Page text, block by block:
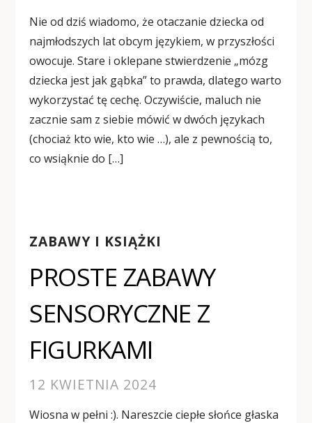
Nie od dziś wiadomo, że otaczanie dziecka od
najmłodszych lat obcym językiem, w przyszłości
owocuje. Stare i oklepane stwierdzenie „mózg
dziecka jest jak gąbka” to prawda, dlatego warto
wykorzystać tę cechę. Oczywiście, maluch nie
zacznie sam z siebie mówić w dwóch językach
(chociaż kto wie, kto wie …), ale z pewnością to,
co wsiąknie do […]
ZABAWY I KSIĄŻKI
PROSTE ZABAWY
SENSORYCZNE Z
FIGURKAMI
12 KWIETNIA 2024
Wiosna w pełni :). Nareszcie ciepłe słońce głaska